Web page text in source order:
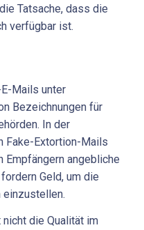
Tatsache, dass die
verfügbar ist.
Mails unter
Bezeichnungen für
In der
Fake-Extortion-Mails
Empfängern angebliche
Geld, um die
einzustellen.
die Qualität im